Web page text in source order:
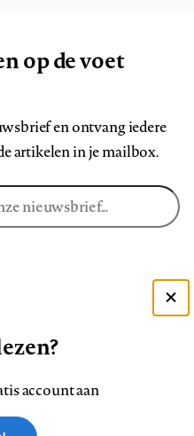
op de voet
en ontvang iedere
artikelen in je mailbox.
account aan